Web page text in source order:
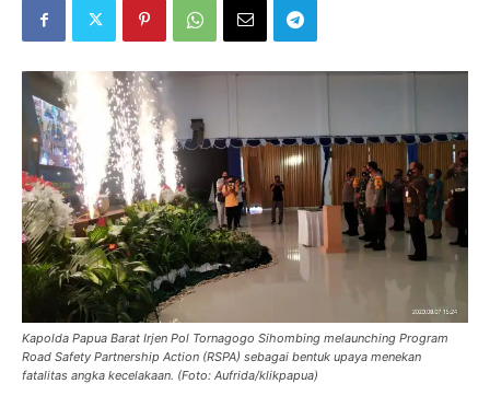
Kapolda Papua Barat Irjen Pol Tornagogo Sihombing melaunching Program
Road Safety Partnership Action (RSPA) sebagai bentuk upaya menekan
fatalitas angka kecelakaan. (Foto: Aufrida/klikpapua)